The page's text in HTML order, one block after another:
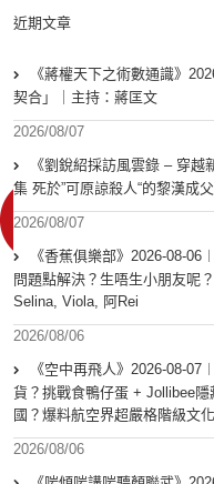
近期文章
《蔣權天下之術數通識》
契合」｜主持：蔣匡文
2026/08/07
《劉銳紹採訪風雲錄 – 穿
集 死於”可原諒殺人“的黎漢成
2026/08/07
《香蕉俱樂部》2026-08-
問題點解決？生唔生小朋友呢
Selina, Viola, 阿Rei
2026/08/06
《空中再飛人》2026-08-
貨？挑戰食鴨仔蛋 + Jollibee
國？爆料航空界超嚴格階級文
2026/08/06